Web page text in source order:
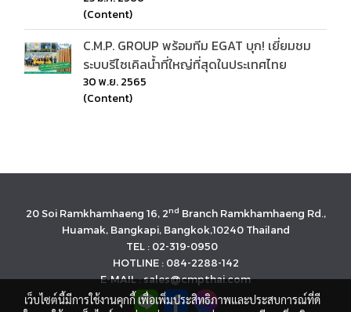
(Content)
C.M.P. GROUP พร้อมทีม EGAT บุก! เยี่ยมชม
ระบบรีไซเคิลน้ำที่ใหญ่ที่สุดในประเทศไทย
30 พ.ย. 2565
(Content)
20 Soi Ramkhamhaeng 16, 2nd Branch Ramkhamhaeng Rd.,
Huamak, Bangkapi, Bangkok,10240 Thailand
TEL : 02-319-0950
HOTLINE : 084-2288-142
E-MAIL : sales@cmpthai.com
เว็บไซต์นี้มีการใช้งานคุกกี้ เพื่อเพิ่มประสิทธิภาพและประสบการณ์ที่ดี